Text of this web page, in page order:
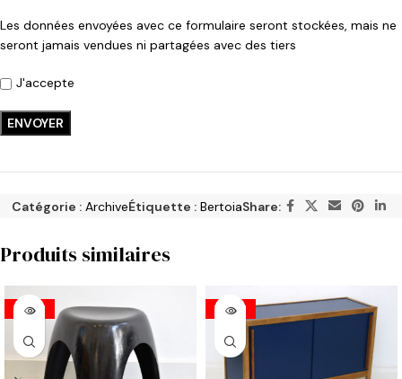
Les données envoyées avec ce formulaire seront stockées, mais ne
seront jamais vendues ni partagées avec des tiers
J'accepte
Catégorie : ArchiveÉtiquette : BertoiaShare:
Produits similaires
VENDU VENDU